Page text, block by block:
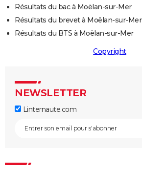
Résultats du bac à Moëlan-sur-Mer
Résultats du brevet à Moëlan-sur-Mer
Résultats du BTS à Moëlan-sur-Mer
Copyright
NEWSLETTER
Linternaute.com